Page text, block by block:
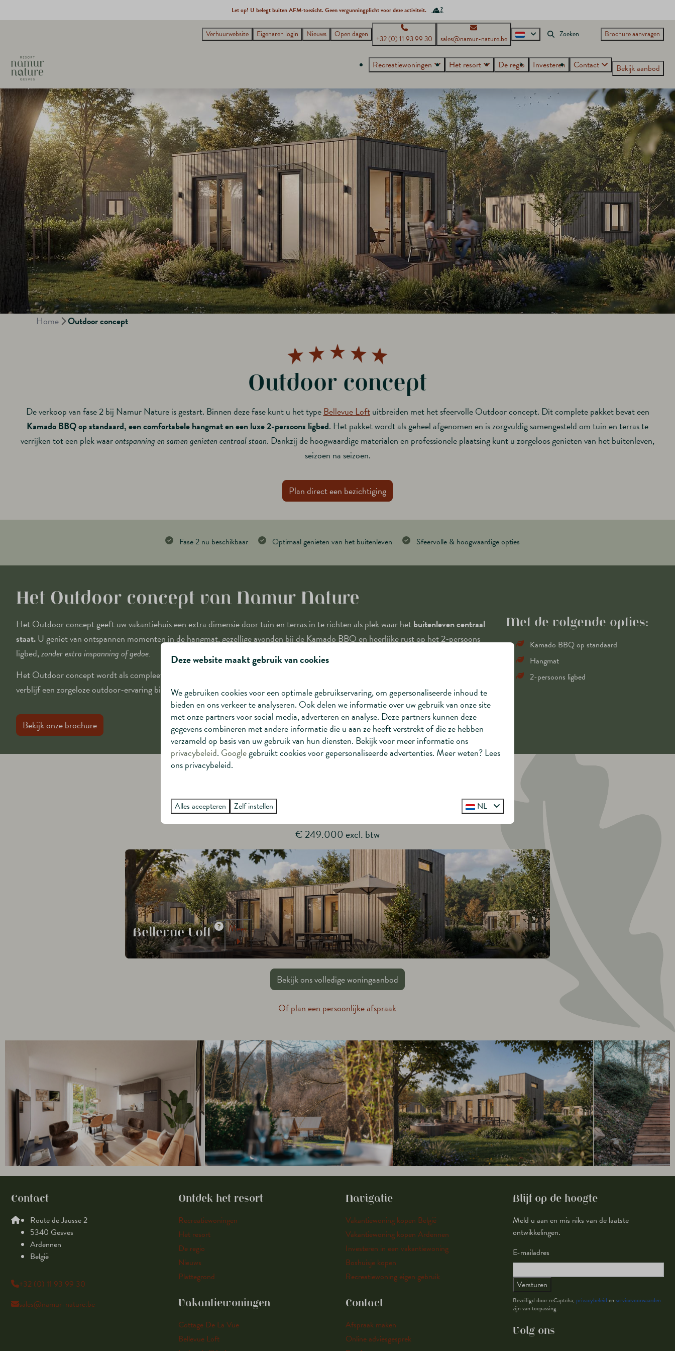
Let op! U belegt buiten AFM-toezicht. Geen vergunningplicht voor deze activiteit.
Verhuurwebsite Eigenaren login Nieuws Open dagen +32 (0) 11 93 99 30 sales@namur-nature.be Brochure aanvragen
Recreatiewoningen Het resort De regio Investeren Contact Bekijk aanbod
Home Outdoor concept
Outdoor concept
De verkoop van fase 2 bij Namur Nature is gestart. Binnen deze fase kunt u het typeBellevue Loftuitbreiden met het sfeervolle Outdoor concept. Dit complete pakket bevat een
Kamado BBQ op standaard, een comfortabele hangmat en een luxe 2-persoons ligbed. Het pakket wordt als geheel afgenomen en is zorgvuldig samengesteld om tuin en terras te
verrijken tot een plek waarontspanning en samen genieten centraal staan. Dankzij de hoogwaardige materialen en professionele plaatsing kunt u zorgeloos genieten van het buitenleven,
seizoen na seizoen.
Plan direct een bezichtiging
Fase 2 nu beschikbaar Optimaal genieten van het buitenleven Sfeervolle & hoogwaardige opties
Het Outdoor concept van Namur Nature
Het Outdoor concept geeft uw vakantiehuis een extra dimensie door tuin en terras in te richten als plek waar hetbuitenleven centraal
staat.U geniet van ontspannen momenten in de hangmat, gezellige avonden bij de Kamado BBQ en heerlijke rust op het 2-persoons
ligbed,zonder extra inspanning of gedoe.
Het Outdoor concept wordt als compleet pakket aangeboden en voorziet tuin en terras in één keer van sfeer en comfort, zodat elk
verblijf een zorgeloze outdoor-ervaring biedt.
Bekijk onze brochure
Met de volgende opties:
Kamado BBQ op standaard
Hangmat
2-persoons ligbed
Bellevue Loft Outdoor
€ 249.000 excl. btw
Bellevue Loft Meer
Bekijk ons volledige woningaanbod
Of plan een persoonlijke afspraak
Contact
Route de Jausse 2
5340 Gesves
Ardennen
België
+32 (0) 11 93 99 30
sales@namur-nature.be
Ontdek het resort
Recreatiewoningen
Het resort
De regio
Nieuws
Plattegrond
Vakantiewoningen
Cottage De La Vue
Bellevue Loft
Navigatie
Vakantiewoning kopen België
Vakantiewoning kopen Ardennen
Investeren in een vakantiewoning
Boshuisje kopen
Recreatiewoning eigen gebruik
Contact
Afspraak maken
Online adviesgesprek
Blijf op de hoogte
Meld u aan en mis niks van de laatste
ontwikkelingen.
E-mailadres
Versturen
Beveiligd door reCaptcha, privacybeleid en servicevoorwaarden
zijn van toepassing.
Volg ons
Deze website maakt gebruik van cookies
We gebruiken cookies voor een optimale gebruikservaring, om gepersonaliseerde inhoud te
bieden en ons verkeer te analyseren. Ook delen we informatie over uw gebruik van onze site
met onze partners voor social media, adverteren en analyse. Deze partners kunnen deze
gegevens combineren met andere informatie die u aan ze heeft verstrekt of die ze hebben
verzameld op basis van uw gebruik van hun diensten. Bekijk voor meer informatie ons
privacybeleid. Googlegebruikt cookies voor gepersonaliseerde advertenties. Meer weten? Lees
ons privacybeleid.
Alles accepteren Zelf instellen NL